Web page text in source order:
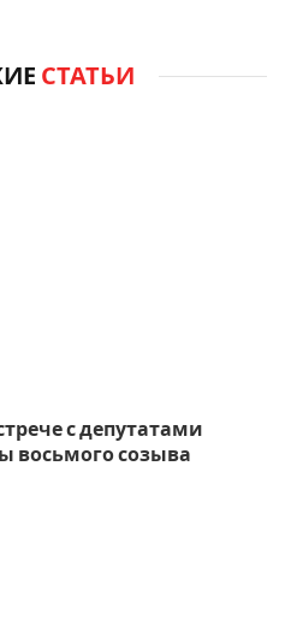
СТАТЬИ
с депутатами
восьмого созыва